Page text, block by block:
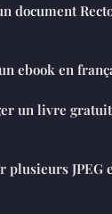
document
ebook en
un livre
plusieurs JPEG